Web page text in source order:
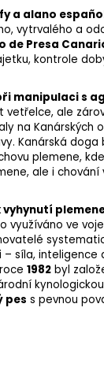
a alano
vytrvalého a
de Presa
kontrole
manipulaci s
vetřelce, ale
na Kanárských
Kanárská doga
plemene,
ale i chování
vyhynutí
ve
síla, inteligence
1982 byl
pes s pevnou